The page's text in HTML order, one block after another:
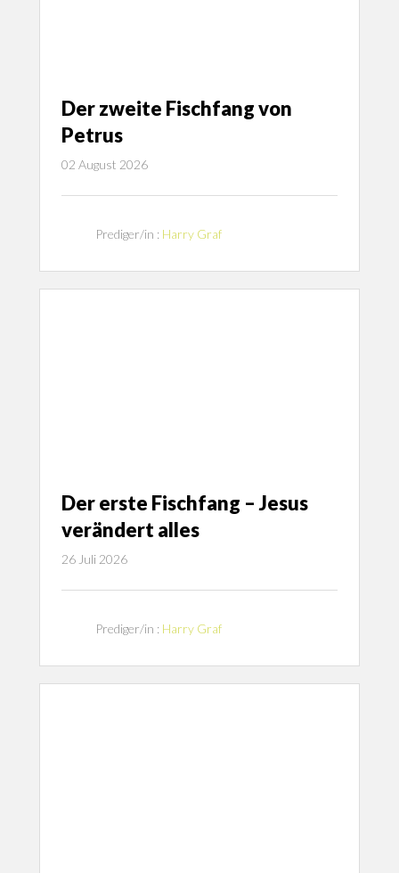
Der zweite Fischfang von
Petrus
02 August 2026
Prediger/in : Harry Graf
Der erste Fischfang – Jesus
verändert alles
26 Juli 2026
Prediger/in : Harry Graf